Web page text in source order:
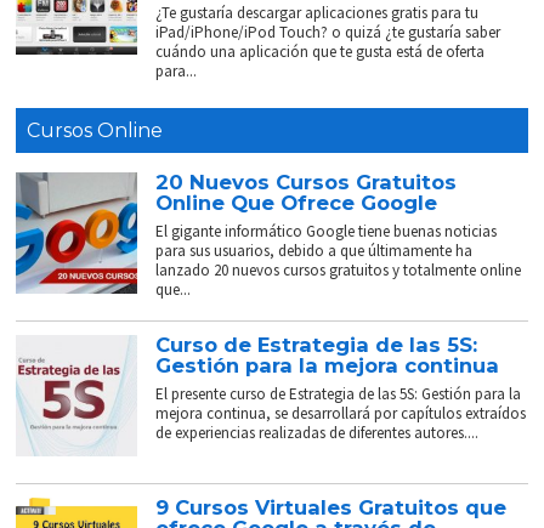
¿Te gustaría descargar aplicaciones gratis para tu
iPad/iPhone/iPod Touch? o quizá ¿te gustaría saber
cuándo una aplicación que te gusta está de oferta
para...
Cursos Online
20 Nuevos Cursos Gratuitos
Online Que Ofrece Google
El gigante informático Google tiene buenas noticias
para sus usuarios, debido a que últimamente ha
lanzado 20 nuevos cursos gratuitos y totalmente online
que...
Curso de Estrategia de las 5S:
Gestión para la mejora continua
El presente curso de Estrategia de las 5S: Gestión para la
mejora continua, se desarrollará por capítulos extraídos
de experiencias realizadas de diferentes autores....
9 Cursos Virtuales Gratuitos que